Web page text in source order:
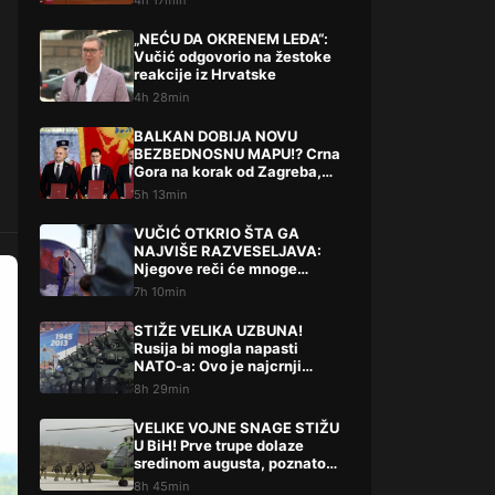
„NEĆU DA OKRENEM LEĐA“:
Vučić odgovorio na žestoke
reakcije iz Hrvatske
4h 28min
BALKAN DOBIJA NOVU
BEZBEDNOSNU MAPU!? Crna
Gora na korak od Zagreba,
Tirane i Prištine – detalji koji
5h 13min
VUČIĆ OTKRIO ŠTA GA
NAJVIŠE RAZVESELJAVA:
Njegove reči će mnoge
iznenaditi!
7h 10min
STIŽE VELIKA UZBUNA!
Rusija bi mogla napasti
NATO-a: Ovo je najcrnji
scenarij
8h 29min
VELIKE VOJNE SNAGE STIŽU
U BiH! Prve trupe dolaze
sredinom augusta, poznato
šta slijedi
8h 45min